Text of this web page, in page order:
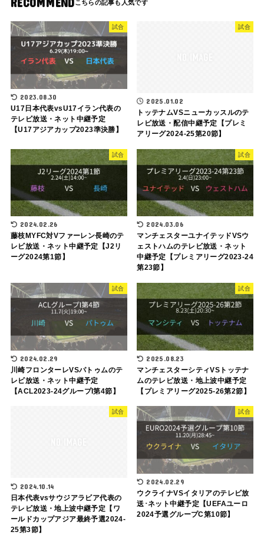
RECOMMEND
試合
2023.08.30
U17日本代表vsU17イラン代表の
テレビ放送・ネット中継予定
【U17アジアカップ2023準決勝】
試合
2025.01.02
トッテナムVSニューカッスルのテ
レビ放送・配信中継予定【プレミ
アリーグ2024-25第20節】
試合
2024.02.26
藤枝MYFC対Vファーレン長崎のテ
レビ放送・ネット中継予定【J2リ
ーグ2024第1節】
試合
2024.03.06
マンチェスターユナイテッドVSウ
ェストハムのテレビ放送・ネット
中継予定【プレミアリーグ2023-24
第23節】
試合
2024.02.29
川崎フロンターレVSパトゥムのテ
レビ放送・ネット中継予定
【ACL2023-24グループI第4節】
試合
2025.08.23
マンチェスターシティVSトッテナ
ムのテレビ放送・地上波中継予定
【プレミアリーグ2025-26第2節】
試合
2024.10.14
日本代表vsサウジアラビア代表の
テレビ放送・地上波中継予定【ワ
ールドカップアジア最終予選2024-
25第3節】
試合
2024.02.29
ウクライナVSイタリアのテレビ放
送･ネット中継予定【UEFAユーロ
2024予選グループC第10節】